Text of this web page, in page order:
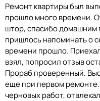
Ремонт квартиры был
прошло много времени.
штор, спасибо
пришлось напоминать о
времени прошло.
взял, попросил отзыв
Прораб проверенный.
еще при первом
черновых работ,